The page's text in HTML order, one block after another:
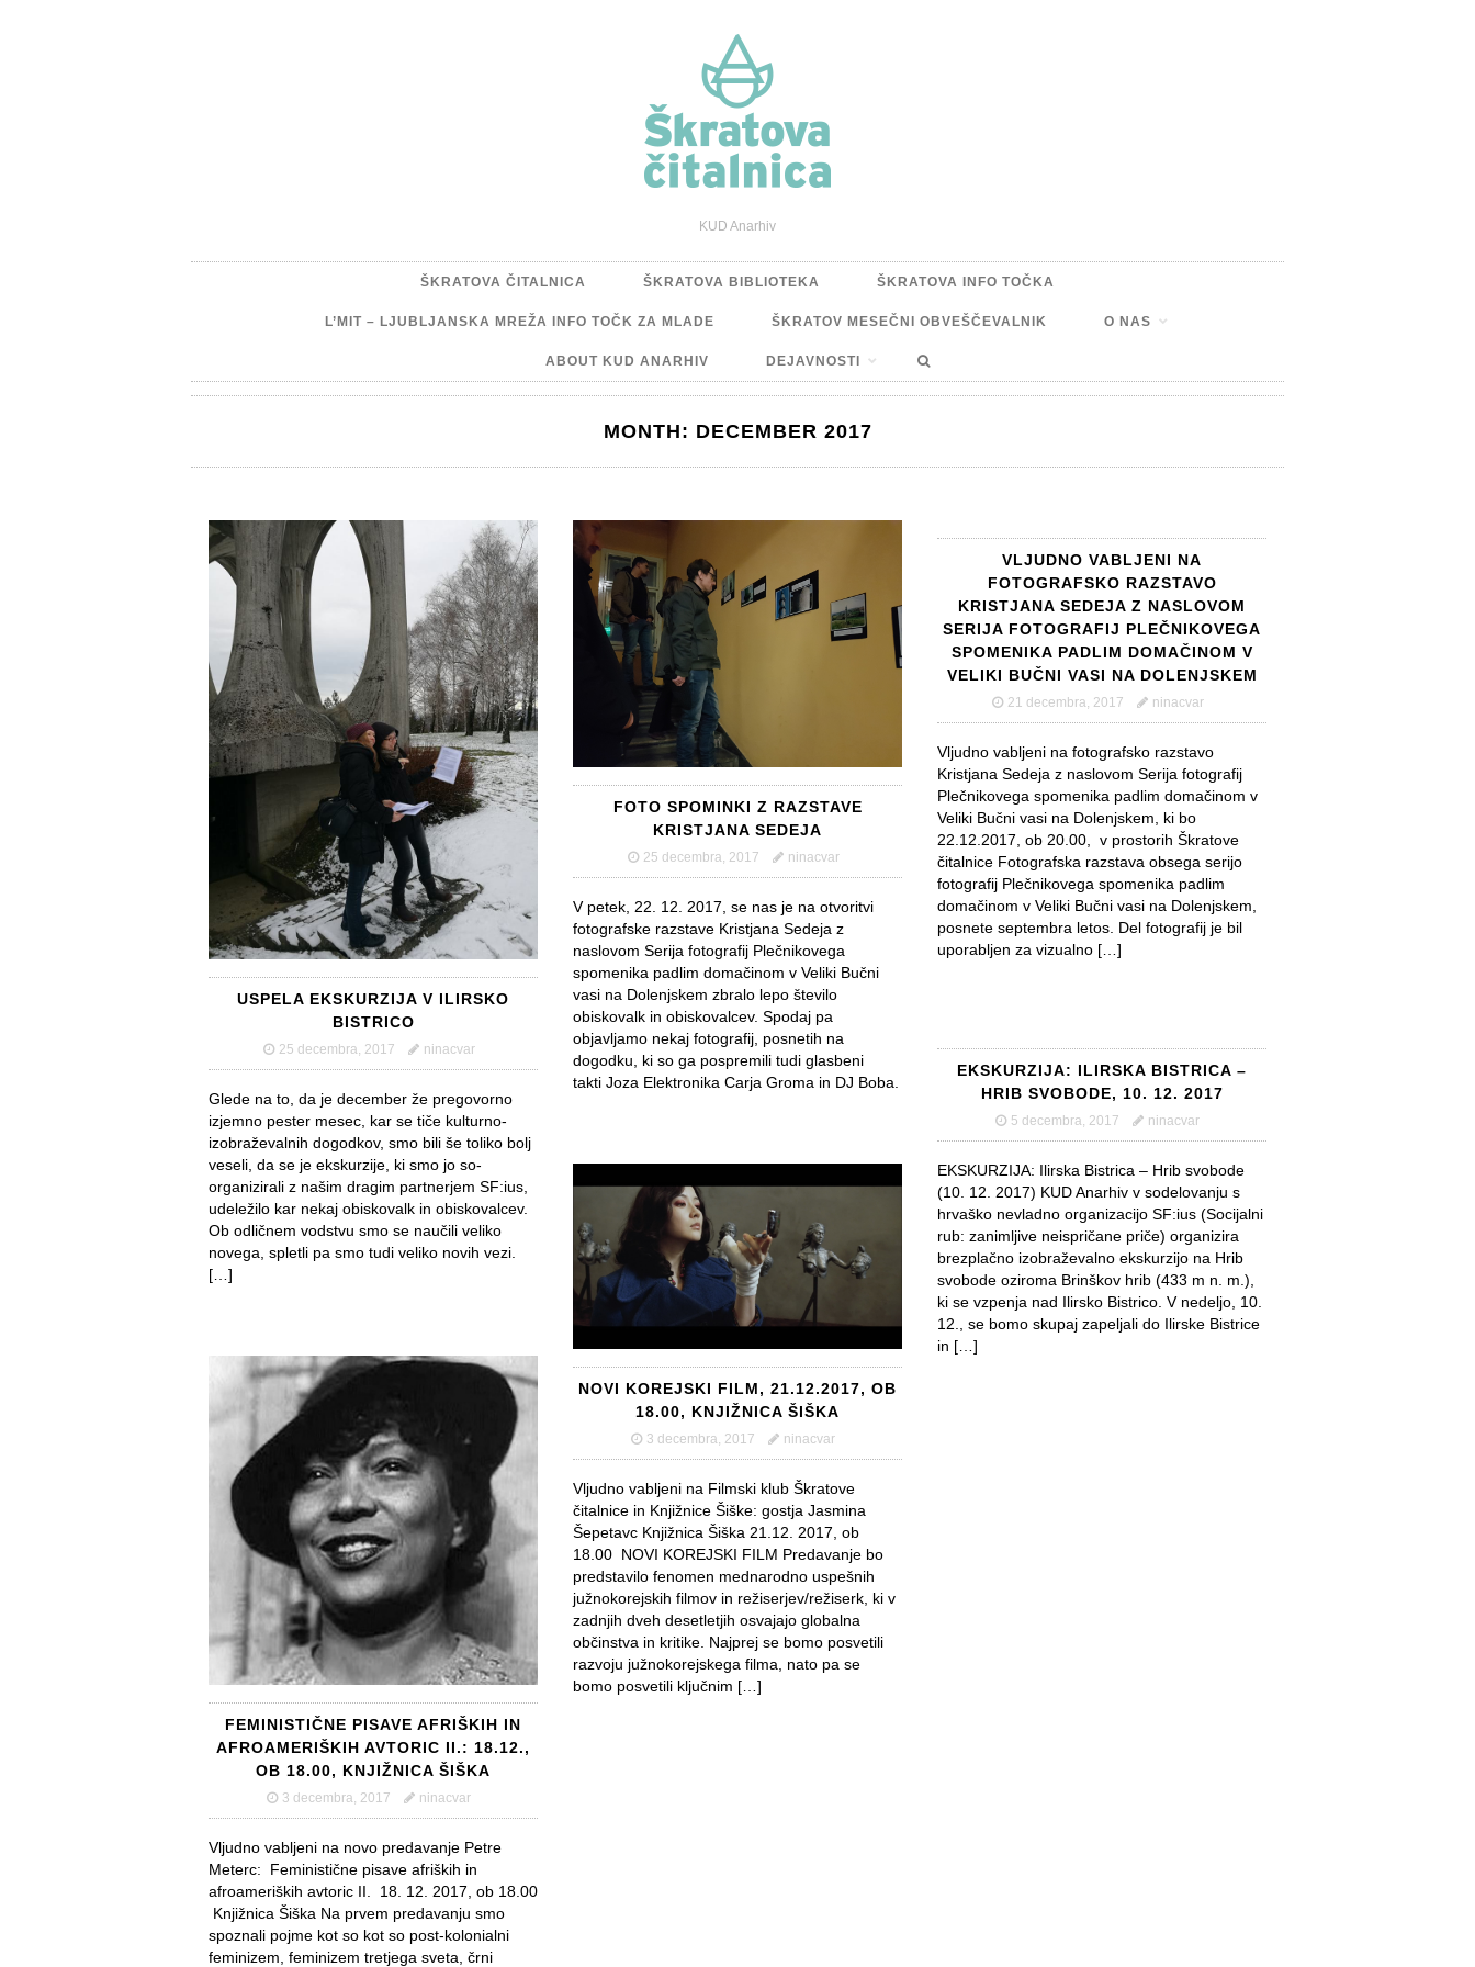
KUD Anarhiv
ŠKRATOVA ČITALNICA ŠKRATOVA BIBLIOTEKA ŠKRATOVA INFO TOČKA
L’MIT – LJUBLJANSKA MREŽA INFO TOČK ZA MLADE ŠKRATOV MESEČNI OBVEŠČEVALNIK O NAS
ABOUT KUD ANARHIV DEJAVNOSTI
MONTH: DECEMBER 2017
USPELA EKSKURZIJA V ILIRSKO
BISTRICO
25 decembra, 2017 ninacvar
Glede na to, da je december že pregovorno
izjemno pester mesec, kar se tiče kulturno-
izobraževalnih dogodkov, smo bili še toliko bolj
veseli, da se je ekskurzije, ki smo jo so-
organizirali z našim dragim partnerjem SF:ius,
udeležilo kar nekaj obiskovalk in obiskovalcev.
Ob odličnem vodstvu smo se naučili veliko
novega, spletli pa smo tudi veliko novih vezi.
[…]
FOTO SPOMINKI Z RAZSTAVE
KRISTJANA SEDEJA
25 decembra, 2017 ninacvar
V petek, 22. 12. 2017, se nas je na otvoritvi
fotografske razstave Kristjana Sedeja z
naslovom Serija fotografij Plečnikovega
spomenika padlim domačinom v Veliki Bučni
vasi na Dolenjskem zbralo lepo število
obiskovalk in obiskovalcev. Spodaj pa
objavljamo nekaj fotografij, posnetih na
dogodku, ki so ga pospremili tudi glasbeni
takti Joza Elektronika Carja Groma in DJ Boba.
VLJUDNO VABLJENI NA
FOTOGRAFSKO RAZSTAVO
KRISTJANA SEDEJA Z NASLOVOM
SERIJA FOTOGRAFIJ PLEČNIKOVEGA
SPOMENIKA PADLIM DOMAČINOM V
VELIKI BUČNI VASI NA DOLENJSKEM
21 decembra, 2017 ninacvar
Vljudno vabljeni na fotografsko razstavo
Kristjana Sedeja z naslovom Serija fotografij
Plečnikovega spomenika padlim domačinom v
Veliki Bučni vasi na Dolenjskem, ki bo
22.12.2017, ob 20.00, v prostorih Škratove
čitalnice Fotografska razstava obsega serijo
fotografij Plečnikovega spomenika padlim
domačinom v Veliki Bučni vasi na Dolenjskem,
posnete septembra letos. Del fotografij je bil
uporabljen za vizualno […]
EKSKURZIJA: ILIRSKA BISTRICA –
HRIB SVOBODE, 10. 12. 2017
5 decembra, 2017 ninacvar
EKSKURZIJA: Ilirska Bistrica – Hrib svobode
(10. 12. 2017) KUD Anarhiv v sodelovanju s
hrvaško nevladno organizacijo SF:ius (Socijalni
rub: zanimljive neispričane priče) organizira
brezplačno izobraževalno ekskurzijo na Hrib
svobode oziroma Brinškov hrib (433 m n. m.),
ki se vzpenja nad Ilirsko Bistrico. V nedeljo, 10.
12., se bomo skupaj zapeljali do Ilirske Bistrice
in […]
NOVI KOREJSKI FILM, 21.12.2017, OB
18.00, KNJIŽNICA ŠIŠKA
3 decembra, 2017 ninacvar
Vljudno vabljeni na Filmski klub Škratove
čitalnice in Knjižnice Šiške: gostja Jasmina
Šepetavc Knjižnica Šiška 21.12. 2017, ob
18.00 NOVI KOREJSKI FILM Predavanje bo
predstavilo fenomen mednarodno uspešnih
južnokorejskih filmov in režiserjev/režiserk, ki v
zadnjih dveh desetletjih osvajajo globalna
občinstva in kritike. Najprej se bomo posvetili
razvoju južnokorejskega filma, nato pa se
bomo posvetili ključnim […]
FEMINISTIČNE PISAVE AFRIŠKIH IN
AFROAMERIŠKIH AVTORIC II.: 18.12.,
OB 18.00, KNJIŽNICA ŠIŠKA
3 decembra, 2017 ninacvar
Vljudno vabljeni na novo predavanje Petre
Meterc: Feministične pisave afriških in
afroameriških avtoric II. 18. 12. 2017, ob 18.00
Knjižnica Šiška Na prvem predavanju smo
spoznali pojme kot so kot so post-kolonialni
feminizem, feminizem tretjega sveta, črni